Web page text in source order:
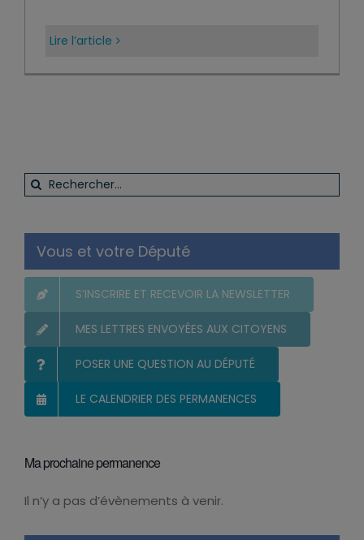
Lire l’article
Rechercher:
Vous et votre Député
S’INSCRIRE ET RECEVOIR LA NEWSLETTER
MES LETTRES ENVOYÉES AUX CITOYENS
POSER UNE QUESTION AU DÉPUTÉ
LE CALENDRIER DES PERMANENCES
Ma prochaine permanence
Notice
Il n’y a pas d’évènements à venir.